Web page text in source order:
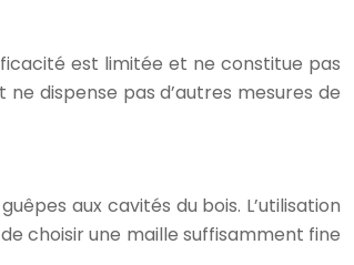
est limitée et ne constitue pas
dispense pas d’autres mesures de
aux cavités du bois. L’utilisation
choisir une maille suffisamment fine